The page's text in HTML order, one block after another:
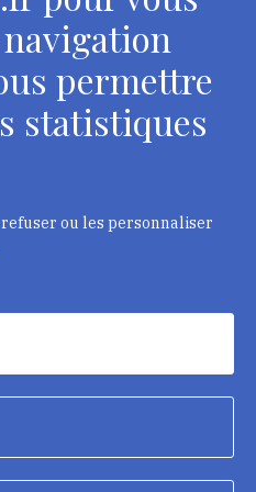
Aubervilliers
patrimoine, 2023
légales
permettre
statistiques
refuser ou les personnaliser